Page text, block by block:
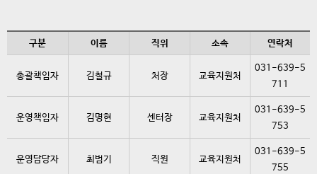
구분 이름 직위 소속 연락처
총괄책임자 김철규 처장 교육지원처
031-639-5
711
운영책임자 김명현 센터장 교육지원처
031-639-5
753
운영담당자 최범기 직원 교육지원처
031-639-5
755